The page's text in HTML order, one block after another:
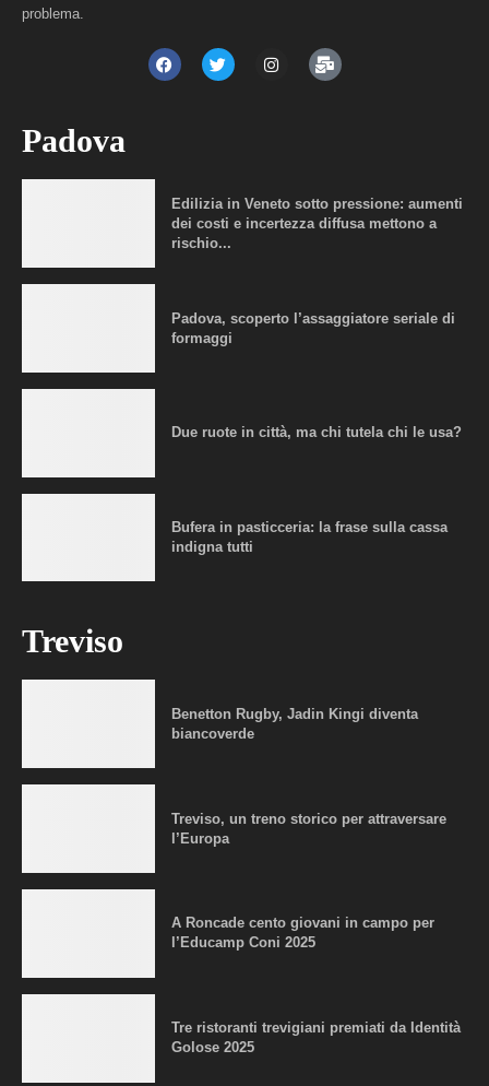
problema.
Padova
Edilizia in Veneto sotto pressione: aumenti
dei costi e incertezza diffusa mettono a
rischio...
Padova, scoperto l’assaggiatore seriale di
formaggi
Due ruote in città, ma chi tutela chi le usa?
Bufera in pasticceria: la frase sulla cassa
indigna tutti
Treviso
Benetton Rugby, Jadin Kingi diventa
biancoverde
Treviso, un treno storico per attraversare
l’Europa
A Roncade cento giovani in campo per
l’Educamp Coni 2025
Tre ristoranti trevigiani premiati da Identità
Golose 2025